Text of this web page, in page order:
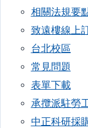
相關法規要
致遠樓線上
台北校區
常見問題
表單下載
承攬派駐勞
中正科研採